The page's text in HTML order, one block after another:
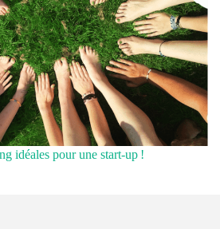
idéales pour une start-up !